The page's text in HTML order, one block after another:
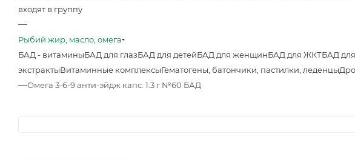
входят в группу
—
Рыбий жир, масло, омега
БАД - витаминыБАД для глазБАД для детейБАД для женщинБАД для ЖКТБАД
экстрактыВитаминные комплексыГематогены, батончики, пастилки, леденцы
—Омега 3-6-9 анти-эйдж капс. 1.3 г №60 БАД